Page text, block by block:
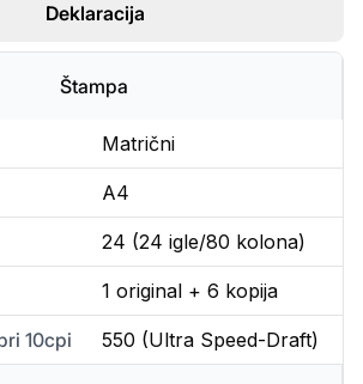
Deklaracija
Štampa
Matrični
A4
24 (24 igle/80 kolona)
1 original + 6 kopija
10cpi 550 (Ultra Speed-Draft)